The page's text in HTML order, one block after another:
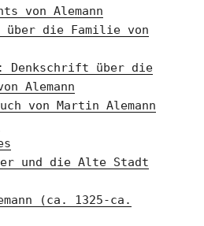
von Alemann
über die Familie von
Denkschrift über die
Alemann
von Martin Alemann
und die Alte Stadt
(ca. 1325-ca.